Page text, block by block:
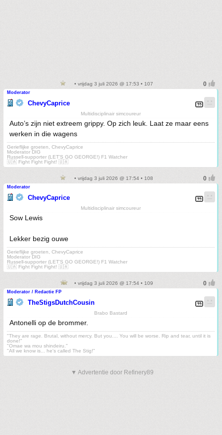
• vrijdag 3 juli 2026 @ 17:53 • 107
Moderator
ChevyCaprice
Multidisciplinair simcoureur
Auto’s zijn niet extreem grippy. Op zich leuk. Laat ze maar eens
werken in die wagens
Gerieflijke groeten, ChevyCaprice
Moderator DIG
Russell-supporter (LET'S GO GEORGE!) F1 Watcher
🇺🇦 Fight Fight Fight! 🇺🇦
• vrijdag 3 juli 2026 @ 17:54 • 108
Moderator
ChevyCaprice
Multidisciplinair simcoureur
Sow Lewis
Lekker bezig ouwe
Gerieflijke groeten, ChevyCaprice
Moderator DIG
Russell-supporter (LET'S GO GEORGE!) F1 Watcher
🇺🇦 Fight Fight Fight! 🇺🇦
• vrijdag 3 juli 2026 @ 17:54 • 109
Moderator / Redactie FP
TheStigsDutchCousin
Brabo Bastard
Antonelli op de brommer.
"They are rage. Brutal, without mercy. But you.... You will be worse. Rip and tear, until it is
done!"
"Omae wa mou shindeiru."
"All we know is... he's called The Stig!"
▼ Advertentie door Refinery89